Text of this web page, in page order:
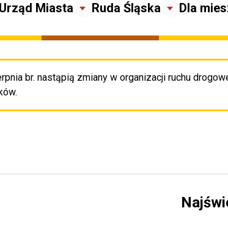
Urząd Miasta Ruda Śląska Dla
br. nastąpią zmiany w organizacji ruchu